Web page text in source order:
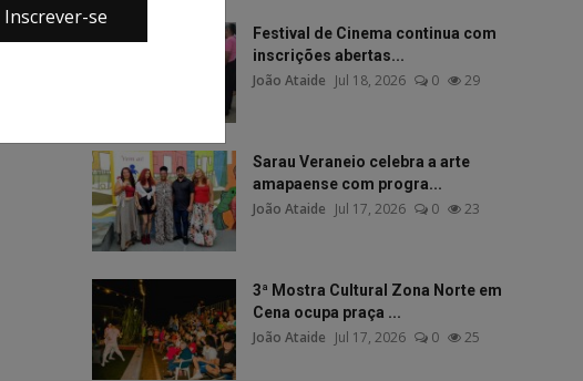
Inscrever-se
Festival de Cinema continua com
inscrições abertas...
João Ataide Jul 18, 2026 0 29
Sarau Veraneio celebra a arte
amapaense com progra...
João Ataide Jul 17, 2026 0 23
3ª Mostra Cultural Zona Norte em
Cena ocupa praça ...
João Ataide Jul 17, 2026 0 25